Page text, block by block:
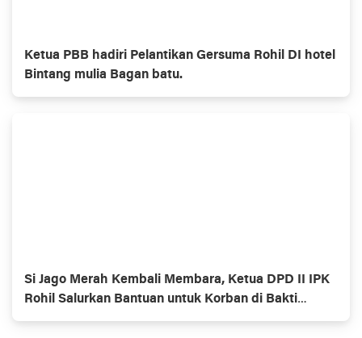
Ketua PBB hadiri Pelantikan Gersuma Rohil DI hotel
Bintang mulia Bagan batu.
Si Jago Merah Kembali Membara, Ketua DPD II IPK
Rohil Salurkan Bantuan untuk Korban di Bakti
Makmur